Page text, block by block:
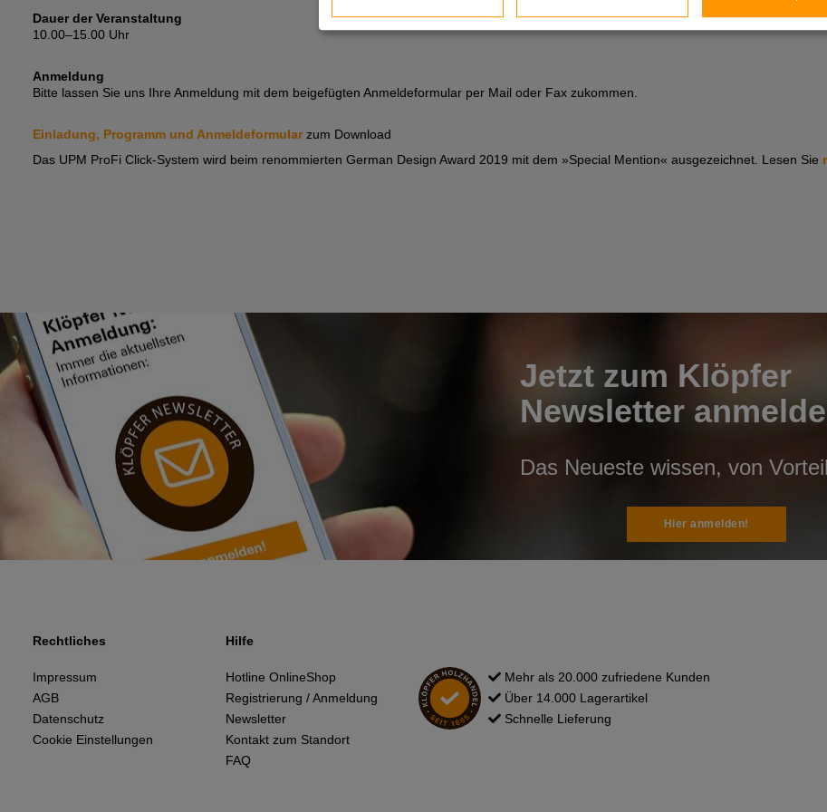
Dauer der Veranstaltung
10.00–15.00 Uhr
Anmeldung
Bitte lassen Sie uns Ihre Anmeldung mit dem beigefügten Anmeldeformular per Mail oder Fax zukommen.
Einladung, Programm und Anmeldeformularzum Download
Das UPM ProFi Click-System wird beim renommierten German Design Award 2019 mit dem »Special Mention« ausgezeichnet. Lesen Sie
Jetzt zum Klöpfer
Newsletter
Das Neueste wissen, von
Hier anmelden!
Rechtliches
Impressum
AGB
Datenschutz
Cookie Einstellungen
Hilfe
Hotline OnlineShop
Registrierung / Anmeldung
Newsletter
Kontakt zum Standort
FAQ
Mehr als 20.000 zufriedene Kunden
Über 14.000 Lagerartikel
Schnelle Lieferung